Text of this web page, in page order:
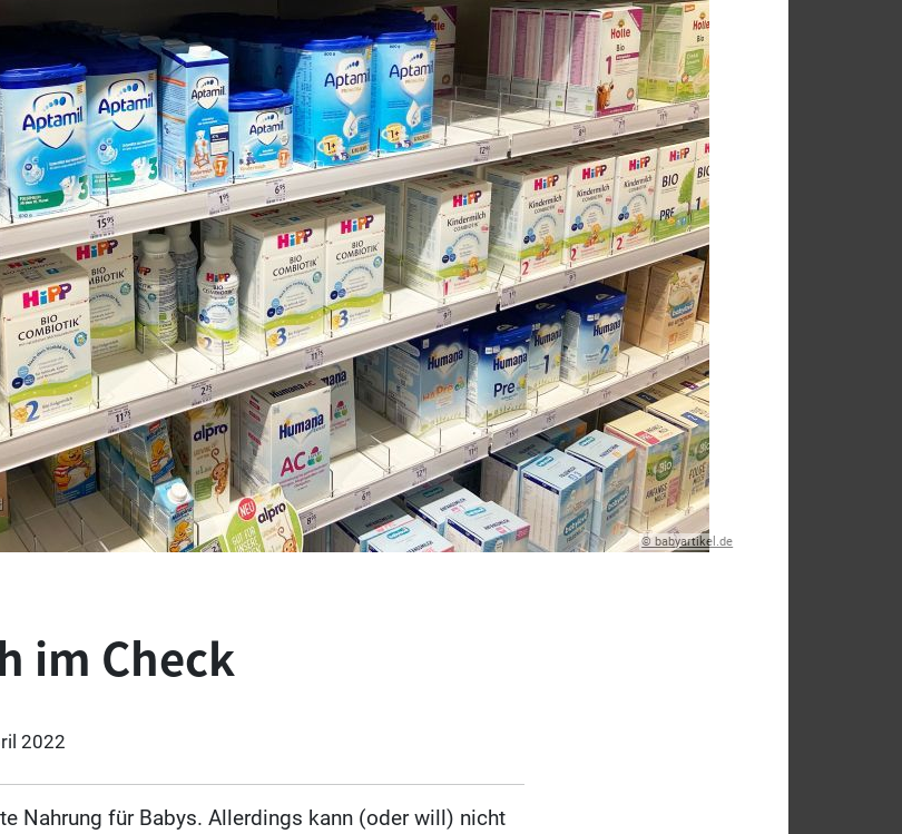
© babyartikel.de
im Check
2022
Nahrung für Babys. Allerdings kann (oder will) nicht